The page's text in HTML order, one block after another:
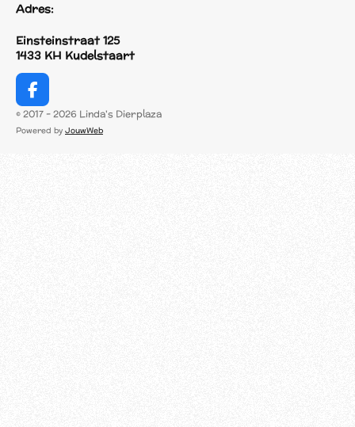
Adres:
Einsteinstraat 125
1433 KH Kudelstaart
F
a
c
© 2017 - 2026 Linda's Dierplaza
Powered by JouwWeb